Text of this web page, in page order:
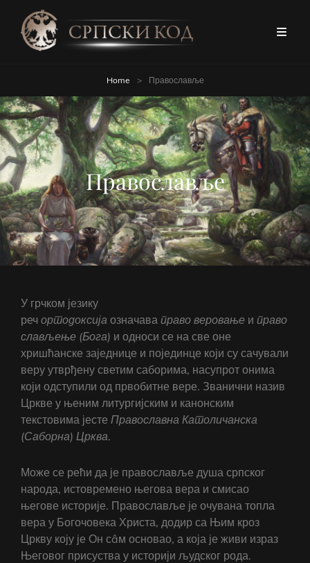
Home > Православље
Православље
У грчком језику
реч ортодоксија означава право веровање и право
слављење (Бога) и односи се на све оне
хришћанске заједнице и појединце који су сачували
веру утврђену светим саборима, насупрот онима
који одступили од првобитне вере. Званични назив
Цркве у њеним литургијским и канонским
текстовима јесте Православна Католичанска
(Саборна) Црква.
Може се рећи да је православље душа српског
народа, истовремено његова вера и смисао
његове историје. Православље је очувана топла
вера у Богочовека Христа, додир са Њим кроз
Цркву коју је Он сâм основао, а која је живи израз
Његовог присуства у историји људског рода.